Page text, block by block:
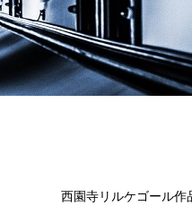
西園寺リルケゴール作